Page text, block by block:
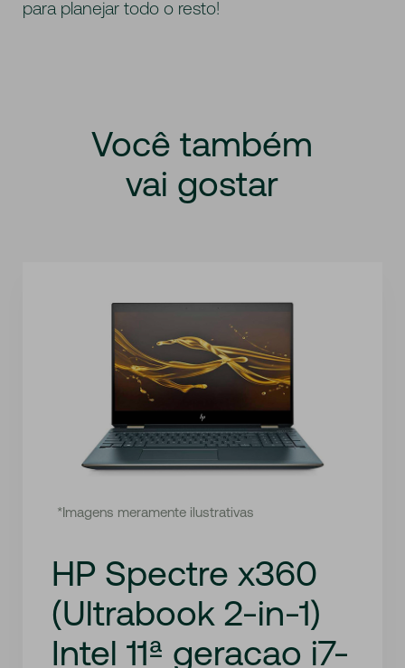
para planejar todo o resto!
Você também
vai gostar
*Imagens meramente ilustrativas
HP Spectre x360
(Ultrabook 2-in-1)
Intel 11ª geracao i7-